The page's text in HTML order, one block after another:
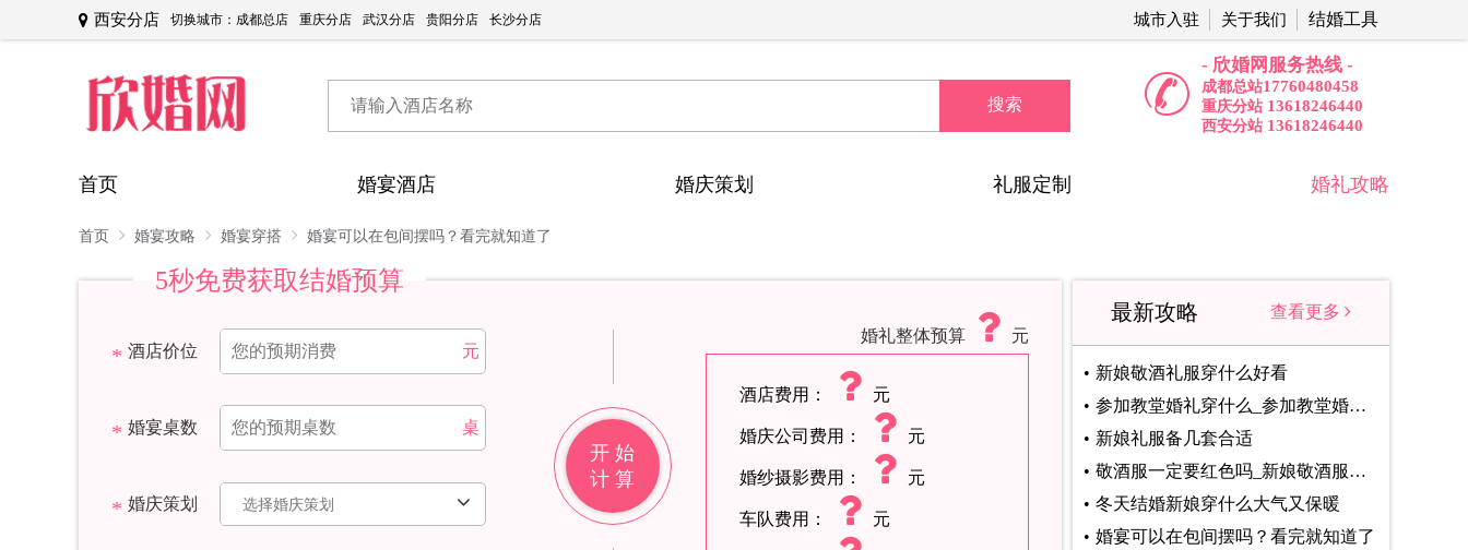
西安分店 切换城市： 成都总店 重庆分店 武汉分店 贵阳分店 长沙分店 城市入驻 关于我们 结婚工具
搜索
- 欣婚网服务热线 -
成都总站17760480458
重庆分站 13618246440
西安分站 13618246440
首页 婚宴酒店 婚庆策划 礼服定制 婚礼攻略
首页 婚宴攻略 婚宴穿搭 婚宴可以在包间摆吗？看完就知道了
5秒免费获取结婚预算
酒店价位 元
婚宴桌数 桌
婚庆策划
开 始
计 算
婚礼整体预算 元
酒店费用： 元
婚庆公司费用： 元
婚纱摄影费用： 元
车队费用： 元
最新攻略 查看更多
新娘敬酒礼服穿什么好看
参加教堂婚礼穿什么_参加教堂婚礼着装注意事项
新娘礼服备几套合适
敬酒服一定要红色吗_新娘敬酒服颜色选择
冬天结婚新娘穿什么大气又保暖
婚宴可以在包间摆吗？看完就知道了